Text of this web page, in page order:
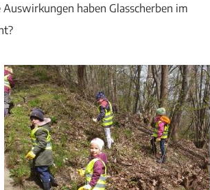
haben Glasscherben im